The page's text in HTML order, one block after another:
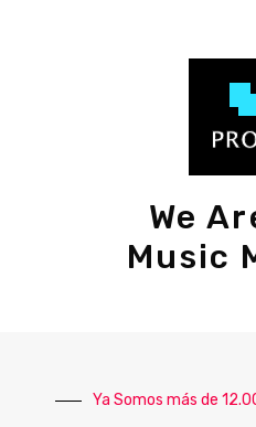
We
Music
Ya Somos más de